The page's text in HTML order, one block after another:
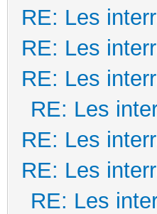
RE: Les
RE: Les
RE: Les
RE: Les
RE: Les
RE: Les
RE: Les